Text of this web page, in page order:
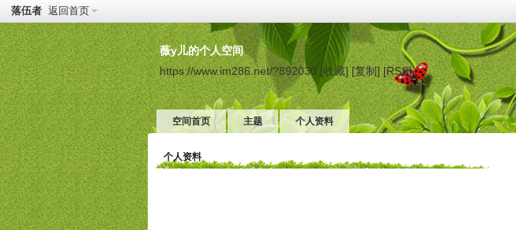
落伍者 返回首页
薇y儿的个人空间
https://www.im286.net/?892030 [收藏] [复制] [RSS]
空间首页 主题 个人资料
个人资料